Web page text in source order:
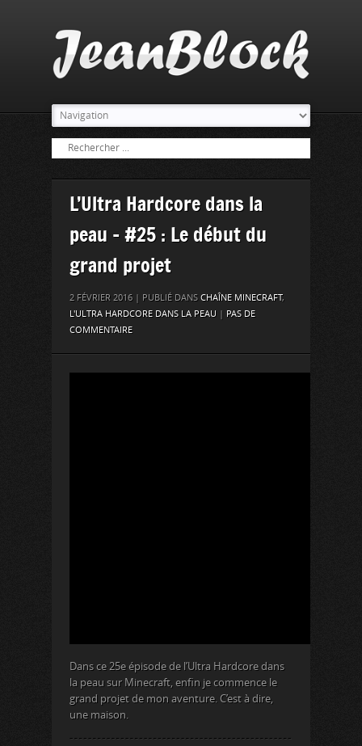
L’Ultra Hardcore dans la
peau – #25 : Le début du
grand projet
2 FÉVRIER 2016 | PUBLIÉ DANS CHAÎNE MINECRAFT,
L'ULTRA HARDCORE DANS LA PEAU | PAS DE
COMMENTAIRE
Dans ce 25e épisode de l’Ultra Hardcore dans
la peau sur Minecraft, enfin je commence le
grand projet de mon aventure. C’est à dire,
une maison.